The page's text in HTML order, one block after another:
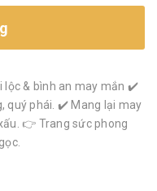
lộc & bình an may mắn ✔️
quý phái. ✔️ Mang lại may
👉 Trang sức phong